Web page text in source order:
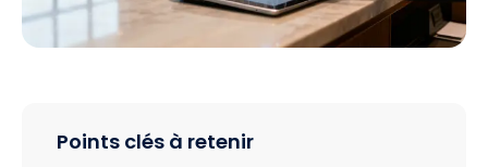
Points clés à retenir